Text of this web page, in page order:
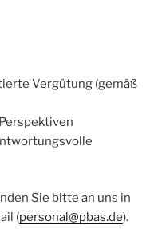
Vergütung (gemäß
Sie bitte an uns in
(personal@pbas.de).